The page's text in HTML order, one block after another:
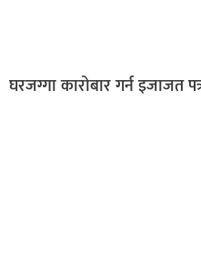
घरजग्गा कारोबार गर्न इजाजत